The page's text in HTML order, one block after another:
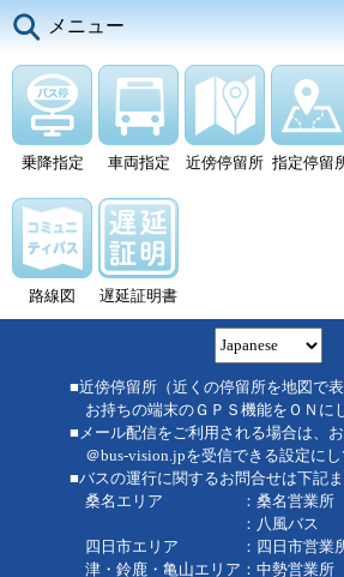
メニュー
乗降指定 車両指定 近傍停留所 指定停留
路線図 遅延証明書
■近傍停留所（近くの停留所を地図で表
お持ちの端末のＧＰＳ機能をＯＮに
■メール配信をご利用される場合は、お
＠bus-vision.jpを受信できる設定にし
■バスの運行に関するお問合せは下記ま
桑名エリア ：桑名営業所
：八風バス 0594-
四日市エリア ：四日市営業所
津・鈴鹿・亀山エリア：中勢営業